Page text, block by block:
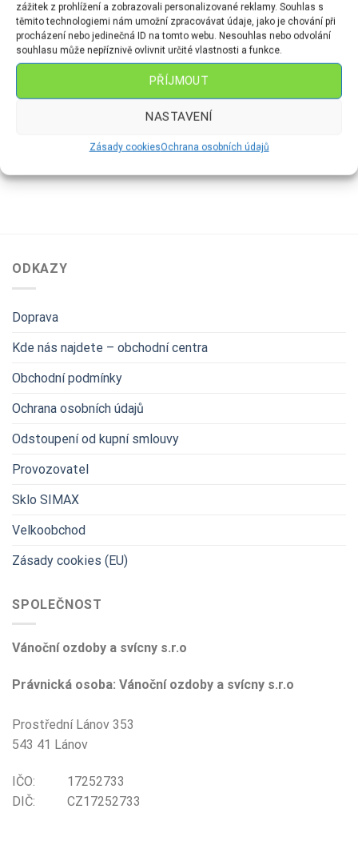
zážitek z prohlížení a zobrazovali personalizované reklamy. Souhlas s
těmito technologiemi nám umožní zpracovávat údaje, jako je chování při
procházení nebo jedinečná ID na tomto webu. Nesouhlas nebo odvolání
souhlasu může nepříznivě ovlivnit určité vlastnosti a funkce.
PŘÍJMOUT
NASTAVENÍ
Zásady cookiesOchrana osobních údajů
ANDÍLCI A ZVONY SIMAX KOULE
Koule Ø 7 cm – Dekor K2
99 Kč
ODKAZY
Doprava
Kde nás najdete – obchodní centra
Obchodní podmínky
Ochrana osobních údajů
Odstoupení od kupní smlouvy
Provozovatel
Sklo SIMAX
Velkoobchod
Zásady cookies (EU)
SPOLEČNOST
Vánoční ozdoby a svícny s.r.o
Právnická osoba: Vánoční ozdoby a svícny s.r.o
Prostřední Lánov 353
543 41 Lánov
IČO: 17252733
DIČ: CZ17252733